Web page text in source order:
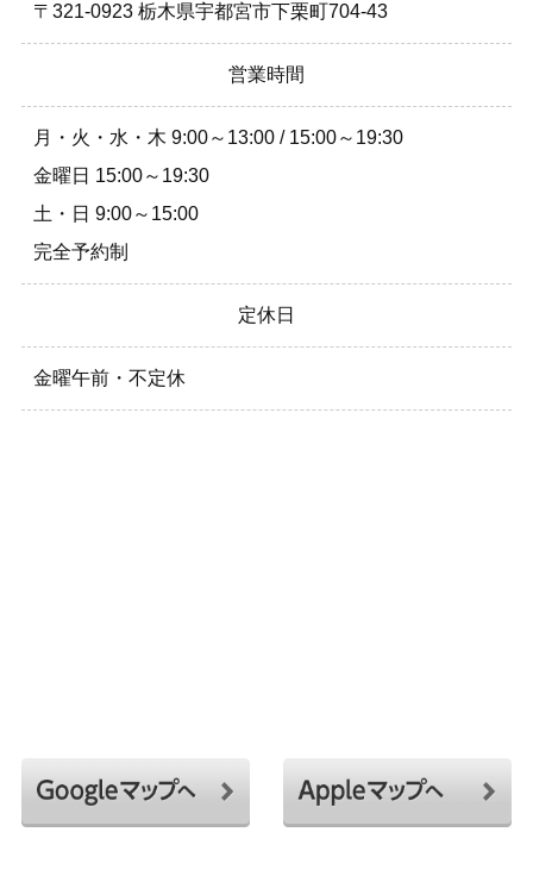
〒321-0923 栃木県宇都宮市下栗町704-43
営業時間
月・火・水・木 9:00～13:00 / 15:00～19:30
金曜日 15:00～19:30
土・日 9:00～15:00
完全予約制
定休日
金曜午前・不定休